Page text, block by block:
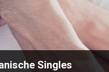
Singles